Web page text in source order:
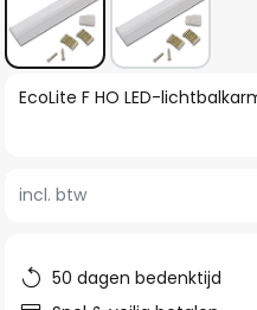
Ga
van
afbeeldingen-
gallerij
EcoLite F HO LED-
incl. btw
50 dagen bedenktijd